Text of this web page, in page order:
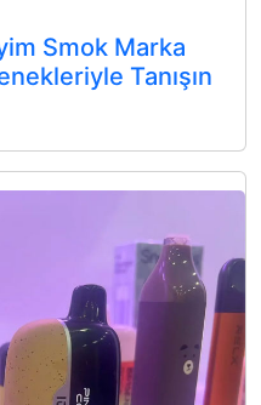
Smok Marka
Tanışın